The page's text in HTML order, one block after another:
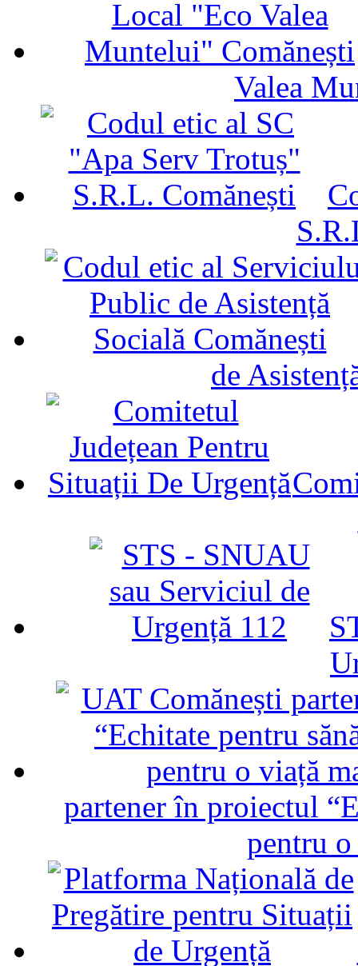
Valea
de
partener în proiectul
pentru